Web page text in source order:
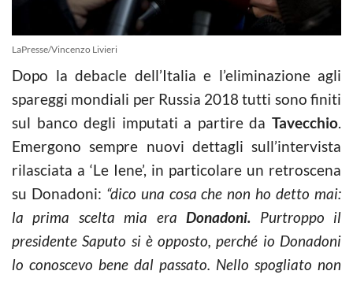
LaPresse/Vincenzo Livieri
Dopo la debacle dell’Italia e l’eliminazione agli
spareggi mondiali per Russia 2018 tutti sono finiti
sul banco degli imputati a partire da Tavecchio.
Emergono sempre nuovi dettagli sull’intervista
rilasciata a ‘Le Iene’, in particolare un retroscena
su Donadoni: “dico una cosa che non ho detto mai:
la prima scelta mia eraDonadoni. Purtroppo il
presidente Saputo si è opposto, perché io Donadoni
lo conoscevo bene dal passato. Nello spogliato non